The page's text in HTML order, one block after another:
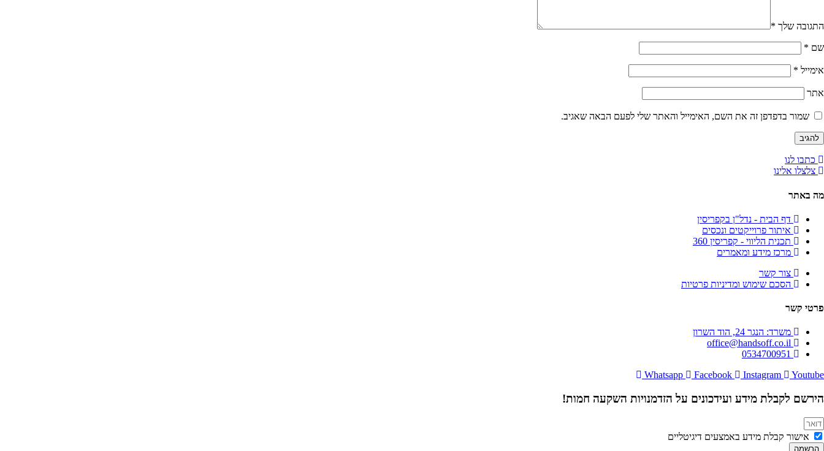
התגובה שלך *
שם *
אימייל *
אתר
שמור בדפדפן זה את השם, האימייל והאתר שלי לפעם הבאה שאגיב.
כתבו לנו
צלצלו אלינו
מה באתר
דף הבית - נדל"ן בקפריסין
איתור פרוייקטים ונכסים
תכנית הליווי - קפריסין 360
מרכז מידע ומאמרים
צור קשר
הסכם שימוש ומדיניות פרטיות
פרטי קשר
משרד: הנגר 24, הוד השרון
office@handsoff.co.il
0534700951
Whatsapp
Facebook Instagram Youtube
הירשם לקבלת מידע ועידכונים על הזדמנויות השקעה חמות!
אישור קבלת מידע באמצעים דיגיטליים
הרשמה